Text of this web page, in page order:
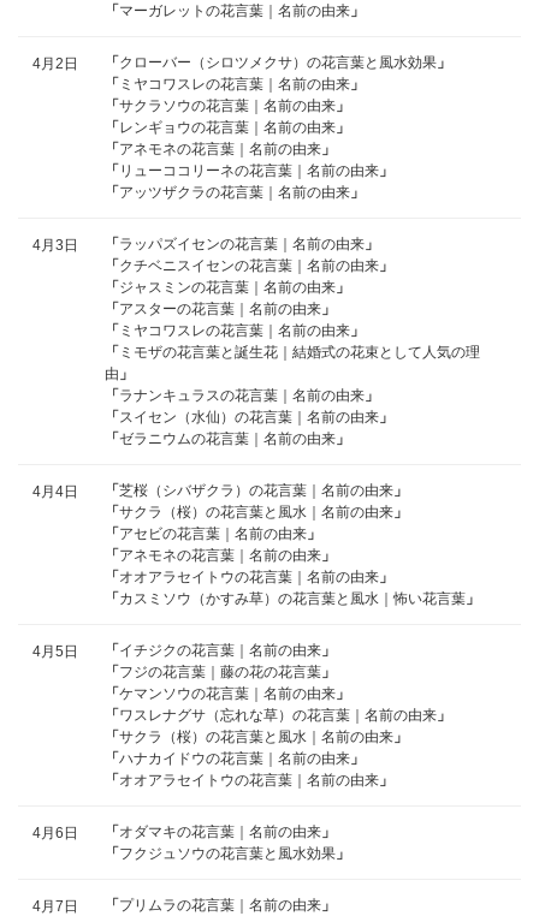
「マーガレットの花言葉｜名前の由来 」
4月2日 「クローバー（シロツメクサ）の花言葉と風水効果 」
「 ミヤコワスレの花言葉｜名前の由来 」
「サクラソウの花言葉｜名前の由来 」
「レンギョウの花言葉｜名前の由来 」
「アネモネの花言葉｜名前の由来 」
「リューココリーネの花言葉｜名前の由来 」
「アッツザクラの花言葉｜名前の由来 」
4月3日 「ラッパズイセンの花言葉｜名前の由来 」
「クチベニスイセンの花言葉｜名前の由来 」
「ジャスミンの花言葉｜名前の由来 」
「アスターの花言葉｜名前の由来 」
「 ミヤコワスレの花言葉｜名前の由来 」
「 ミモザの花言葉と誕生花｜結婚式の花束として人気の理
由 」
「ラナンキュラスの花言葉｜名前の由来 」
「スイセン（水仙）の花言葉｜名前の由来 」
「ゼラニウムの花言葉｜名前の由来 」
4月4日 「芝桜（シバザクラ）の花言葉｜名前の由来 」
「サクラ（桜）の花言葉と風水｜名前の由来 」
「アセビの花言葉｜名前の由来 」
「アネモネの花言葉｜名前の由来 」
「オオアラセイトウの花言葉｜名前の由来 」
「カスミソウ（かすみ草）の花言葉と風水｜怖い花言葉 」
4月5日 「イチジクの花言葉｜名前の由来 」
「フジの花言葉｜藤の花の花言葉 」
「ケマンソウの花言葉｜名前の由来 」
「ワスレナグサ（忘れな草）の花言葉｜名前の由来 」
「サクラ（桜）の花言葉と風水｜名前の由来 」
「ハナカイドウの花言葉｜名前の由来 」
「オオアラセイトウの花言葉｜名前の由来 」
4月6日 「オダマキの花言葉｜名前の由来 」
「フクジュソウの花言葉と風水効果 」
4月7日 「プリムラの花言葉｜名前の由来 」